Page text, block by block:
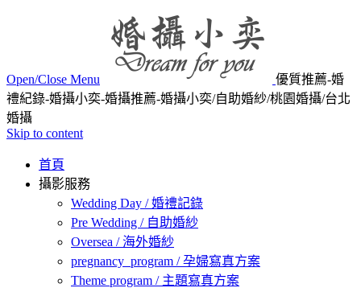
Open/Close Menu
優質推薦-婚
禮紀錄-婚攝小奕-婚攝推薦-婚攝小奕/自助婚紗/桃園婚攝/台北
婚攝
Skip to content
首頁
攝影服務
Wedding Day / 婚禮記錄
Pre Wedding / 自助婚紗
Oversea / 海外婚紗
pregnancy_program / 孕婦寫真方案
Theme program / 主題寫真方案